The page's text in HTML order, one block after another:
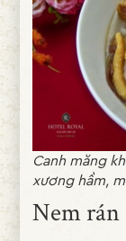
Canh măng
xương hầm,
Nem rán